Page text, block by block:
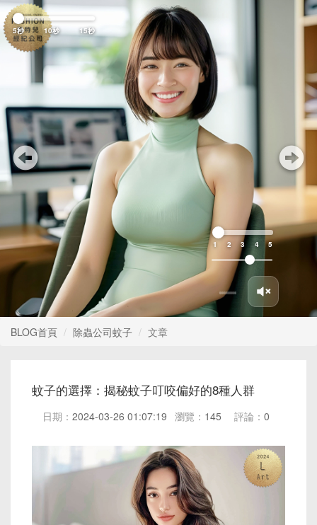
Previous
1 2 3 4 5
5秒 10秒 15秒
BLOG首頁 除蟲公司蚊子 文章
蚊子的選擇：揭秘蚊子叮咬偏好的8種人群
日期： 2024-03-26 01:07:19 瀏覽： 145 評論： 0